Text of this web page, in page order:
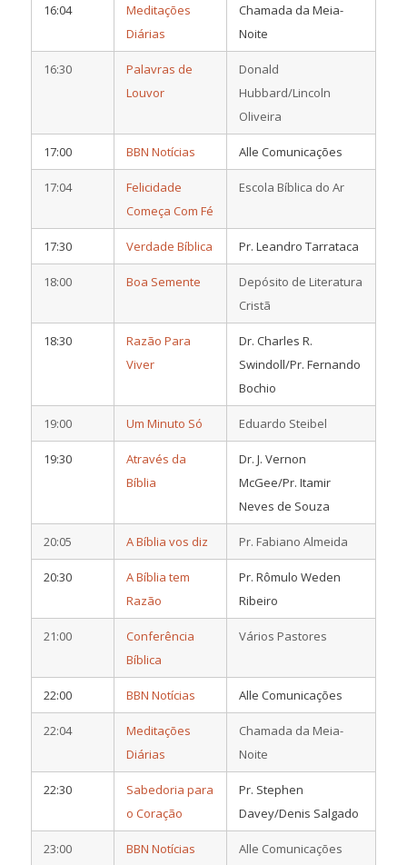
16:04
Meditações
Diárias
Chamada da Meia-
Noite
16:30
Palavras de
Louvor
Donald
Hubbard/Lincoln
Oliveira
17:00 BBN Notícias Alle Comunicações
17:04
Felicidade
Começa Com Fé
Escola Bíblica do Ar
17:30 Verdade Bíblica Pr. Leandro Tarrataca
18:00 Boa Semente
Depósito de Literatura
Cristã
18:30
Razão Para
Viver
Dr. Charles R.
Swindoll/Pr. Fernando
Bochio
19:00 Um Minuto Só Eduardo Steibel
19:30
Através da
Bíblia
Dr. J. Vernon
McGee/Pr. Itamir
Neves de Souza
20:05 A Bíblia vos diz Pr. Fabiano Almeida
20:30
A Bíblia tem
Razão
Pr. Rômulo Weden
Ribeiro
21:00
Conferência
Bíblica
Vários Pastores
22:00 BBN Notícias Alle Comunicações
22:04
Meditações
Diárias
Chamada da Meia-
Noite
22:30
Sabedoria para
o Coração
Pr. Stephen
Davey/Denis Salgado
23:00 BBN Notícias Alle Comunicações